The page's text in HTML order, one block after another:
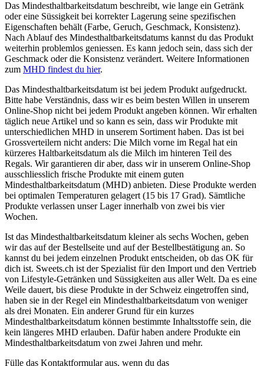
Das Mindesthaltbarkeitsdatum beschreibt, wie lange ein Getränk
oder eine Süssigkeit bei korrekter Lagerung seine spezifischen
Eigenschaften behält (Farbe, Geruch, Geschmack, Konsistenz).
Nach Ablauf des Mindesthaltbarkeitsdatums kannst du das Produkt
weiterhin problemlos geniessen. Es kann jedoch sein, dass sich der
Geschmack oder die Konsistenz verändert. Weitere Informationen
zum MHD findest du hier.
Das Mindesthaltbarkeitsdatum ist bei jedem Produkt aufgedruckt.
Bitte habe Verständnis, dass wir es beim besten Willen in unserem
Online-Shop nicht bei jedem Produkt angeben können. Wir erhalten
täglich neue Artikel und so kann es sein, dass wir Produkte mit
unterschiedlichen MHD in unserem Sortiment haben. Das ist bei
Grossverteilern nicht anders: Die Milch vorne im Regal hat ein
kürzeres Haltbarkeitsdatum als die Milch im hinteren Teil des
Regals. Wir garantieren dir aber, dass wir in unserem Online-Shop
ausschliesslich frische Produkte mit einem guten
Mindesthaltbarkeitsdatum (MHD) anbieten. Diese Produkte werden
bei optimalen Temperaturen gelagert (15 bis 17 Grad). Sämtliche
Produkte verlassen unser Lager innerhalb von zwei bis vier
Wochen.
Ist das Mindesthaltbarkeitsdatum kleiner als sechs Wochen, geben
wir das auf der Bestellseite und auf der Bestellbestätigung an. So
kannst du bei jedem einzelnen Produkt entscheiden, ob das OK für
dich ist. Sweets.ch ist der Spezialist für den Import und den Vertrieb
von Lifestyle-Getränken und Süssigkeiten aus aller Welt. Da es eine
Weile dauert, bis diese Produkte in der Schweiz eingetroffen sind,
haben sie in der Regel ein Mindesthaltbarkeitsdatum von weniger
als drei Monaten. Ein anderer Grund für ein kurzes
Mindesthaltbarkeitsdatum können bestimmte Inhaltsstoffe sein, die
kein längeres MHD erlauben. Dafür haben andere Produkte ein
Mindesthaltbarkeitsdatum von zwei Jahren und mehr.
Fülle das Kontaktformular aus, wenn du das